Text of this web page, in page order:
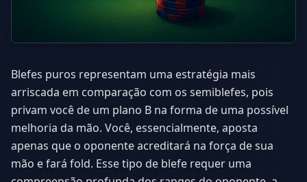
Blefes puros representam uma estratégia mais
arriscada em comparação com os semiblefes, pois
privam você de um plano B na forma de uma possível
melhoria da mão. Você, essencialmente, aposta
apenas que o oponente acreditará na força de sua
mão e fará fold. Esse tipo de blefe requer uma